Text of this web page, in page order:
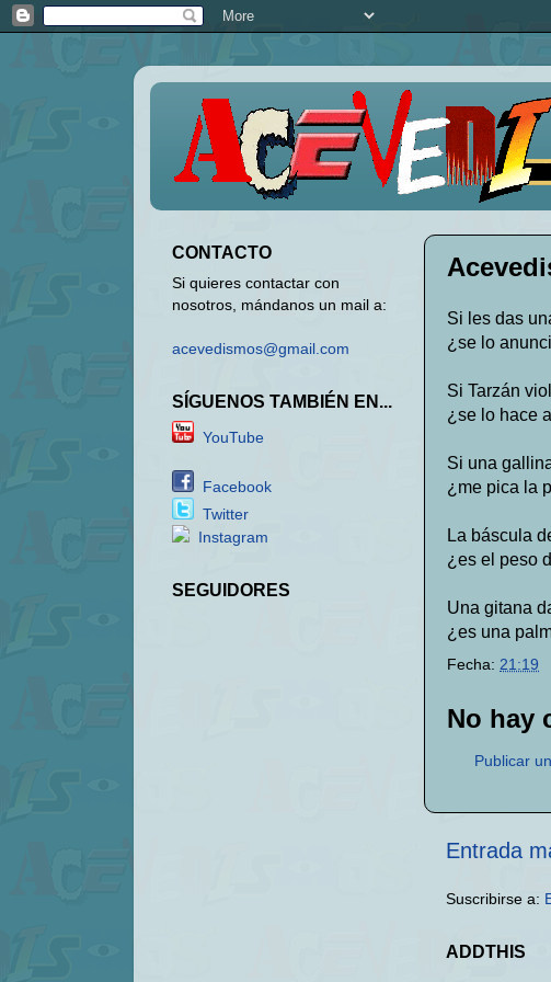
Si les das
¿se lo
Si Tarzán
¿se lo hace
Si una
¿me pica la
La báscula
¿es el peso
Una gitana
¿es una
Fecha: 21:19
No hay
Publicar
Entrada
Suscribirse a:
ADDTHIS
CONTACTO
Si quieres contactar con
nosotros, mándanos un mail a:
acevedismos@gmail.com
SÍGUENOS TAMBIÉN EN...
YouTube
Facebook
Twitter
Instagram
SEGUIDORES